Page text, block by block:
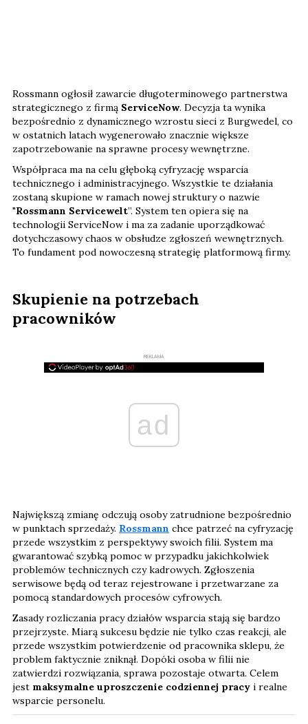
Rossmann ogłosił zawarcie długoterminowego partnerstwa
strategicznego z firmą ServiceNow. Decyzja ta wynika
bezpośrednio z dynamicznego wzrostu sieci z Burgwedel, co
w ostatnich latach wygenerowało znacznie większe
zapotrzebowanie na sprawne procesy wewnętrzne.
Współpraca ma na celu głęboką cyfryzację wsparcia
technicznego i administracyjnego. Wszystkie te działania
zostaną skupione w ramach nowej struktury o nazwie
"Rossmann Servicewelt”. System ten opiera się na
technologii ServiceNow i ma za zadanie uporządkować
dotychczasowy chaos w obsłudze zgłoszeń wewnętrznych.
To fundament pod nowoczesną strategię platformową firmy.
Skupienie na potrzebach
pracowników
REKLAMA
ad
Największą zmianę odczują osoby zatrudnione bezpośrednio
w punktach sprzedaży. Rossmann chce patrzeć na cyfryzację
przede wszystkim z perspektywy swoich filii. System ma
gwarantować szybką pomoc w przypadku jakichkolwiek
problemów technicznych czy kadrowych. Zgłoszenia
serwisowe będą od teraz rejestrowane i przetwarzane za
pomocą standardowych procesów cyfrowych.
Zasady rozliczania pracy działów wsparcia stają się bardzo
przejrzyste. Miarą sukcesu będzie nie tylko czas reakcji, ale
przede wszystkim potwierdzenie od pracownika sklepu, że
problem faktycznie zniknął. Dopóki osoba w filii nie
zatwierdzi rozwiązania, sprawa pozostaje otwarta. Celem
jest maksymalne uproszczenie codziennej pracy i realne
wsparcie personelu.